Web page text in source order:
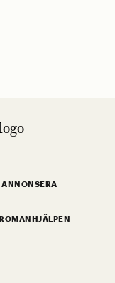
ANNONSERA
ROMANHJÄLPEN